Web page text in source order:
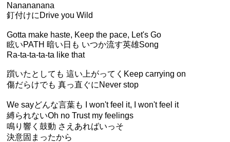
Nanananana
釘付けにDrive you Wild
Gotta make haste, Keep the pace, Let's Go
眩いPATH 暗い日も いつか流す英雄Song
Ra-ta-ta-ta-ta like that
躓いたとしても 這い上がってくKeep carrying on
傷だらけでも 真っ直ぐにNever stop
We sayどんな言葉も I won't feel it, I won't feel it
縛られないOh no Trust my feelings
鳴り響く鼓動 さえあればいっそ
決意固まったから